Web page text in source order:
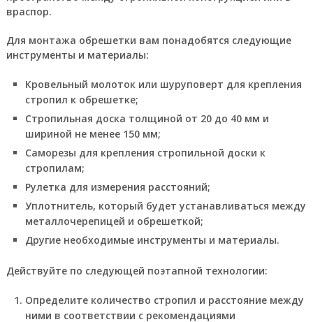
враспор.
Для монтажа обрешетки вам понадобятся следующие
инструменты и материалы:
Кровельный молоток или шуруповерт для крепления
стропил к обрешетке;
Стропильная доска толщиной от 20 до 40 мм и
шириной не менее 150 мм;
Саморезы для крепления стропильной доски к
стропилам;
Рулетка для измерения расстояний;
Уплотнитель, который будет устанавливаться между
металлочерепицей и обрешеткой;
Другие необходимые инструменты и материалы.
Действуйте по следующей поэтапной технологии:
Определите количество стропил и расстояние между
ними в соответствии с рекомендациями